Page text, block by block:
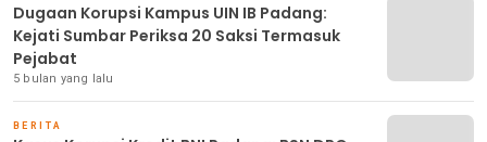
Dugaan Korupsi Kampus UIN IB Padang:
Kejati Sumbar Periksa 20 Saksi Termasuk
Pejabat
5 bulan yang lalu
BERITA